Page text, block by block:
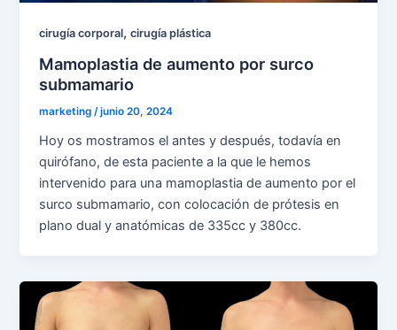
cirugía corporal,cirugía plástica
Mamoplastia de aumento por surco
submamario
marketing/junio 20, 2024
Hoy os mostramos el antes y después, todavía en
quirófano, de esta paciente a la que le hemos
intervenido para una mamoplastia de aumento por el
surco submamario, con colocación de prótesis en
plano dual y anatómicas de 335cc y 380cc.